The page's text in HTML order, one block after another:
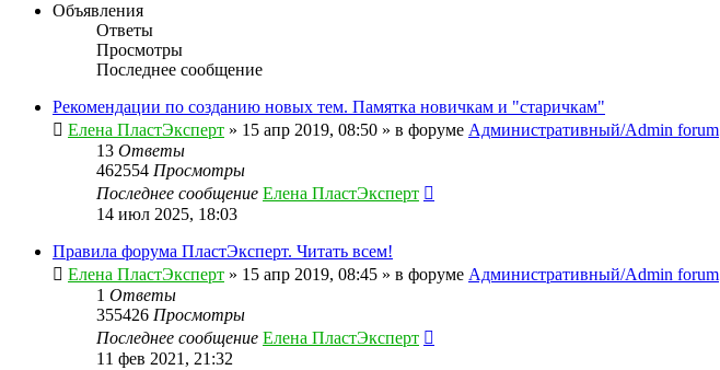
Объявления
Ответы
Просмотры
Последнее сообщение
Рекомендации по созданию новых тем. Памятка новичкам и "старичкам"
Елена ПластЭксперт » 15 апр 2019, 08:50 » в форуме Административный/Admin forum
13 Ответы
462554 Просмотры
Последнее сообщение Елена ПластЭксперт
14 июл 2025, 18:03
Правила форума ПластЭксперт. Читать всем!
Елена ПластЭксперт » 15 апр 2019, 08:45 » в форуме Административный/Admin forum
1 Ответы
355426 Просмотры
Последнее сообщение Елена ПластЭксперт
11 фев 2021, 21:32